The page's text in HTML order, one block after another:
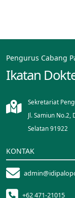
Pengurus Cabang
Ikatan
Sekretariat
Jl. Samiun No.2,
Selatan 91922
KONTAK
+62 471-21015